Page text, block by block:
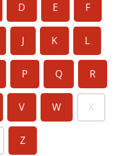
D E F
J K L
P Q R
V W X
Z